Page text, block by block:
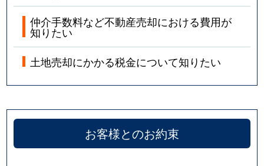
仲介手数料など不動産売却における費用が
知りたい
土地売却にかかる税金について知りたい
お客様とのお約束